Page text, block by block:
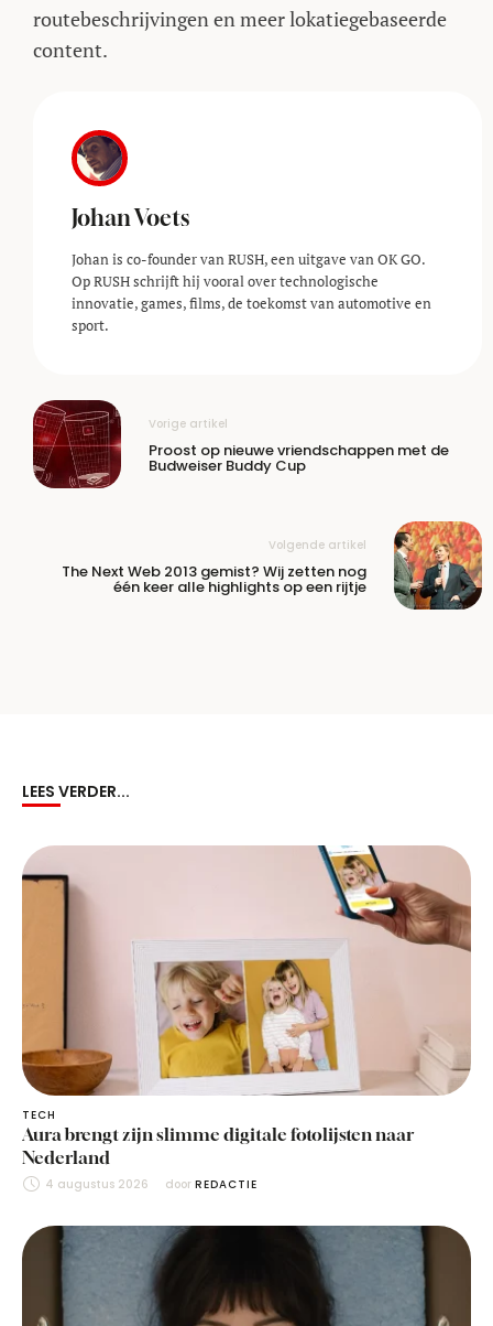
routebeschrijvingen en meer lokatiegebaseerde
content.
Johan Voets
Johan is co-founder van RUSH, een uitgave van OK GO.
Op RUSH schrijft hij vooral over technologische
innovatie, games, films, de toekomst van automotive en
sport.
Vorige artikel
Proost op nieuwe vriendschappen met de
Budweiser Buddy Cup
Volgende artikel
The Next Web 2013 gemist? Wij zetten nog
één keer alle highlights op een rijtje
LEES VERDER...
TECH
Aura brengt zijn slimme digitale fotolijsten naar
Nederland
4 augustus 2026 door REDACTIE